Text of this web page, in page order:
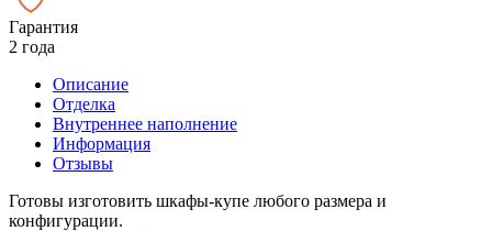
Гарантия
2 года
Описание
Отделка
Внутреннее наполнение
Информация
Отзывы
Готовы изготовить шкафы-купе любого размера и
конфигурации.